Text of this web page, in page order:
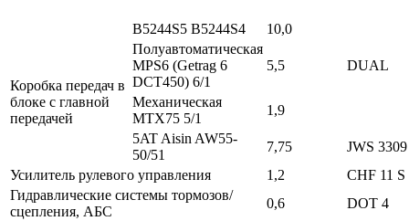
B5244S5 B5244S4 10,0
Коробка передач в
блоке с главной
передачей
Полуавтоматическая
MPS6 (Getrag 6
DCT450) 6/1
5,5 DUAL
Механическая
MTX75 5/1
1,9
5AT Aisin AW55-
50/51
7,75
JWS 3309
Усилитель рулевого управления
1,2
CHF 11 S
Гидравлические системы тормозов/
сцепления, АБС
0,6
DOT 4